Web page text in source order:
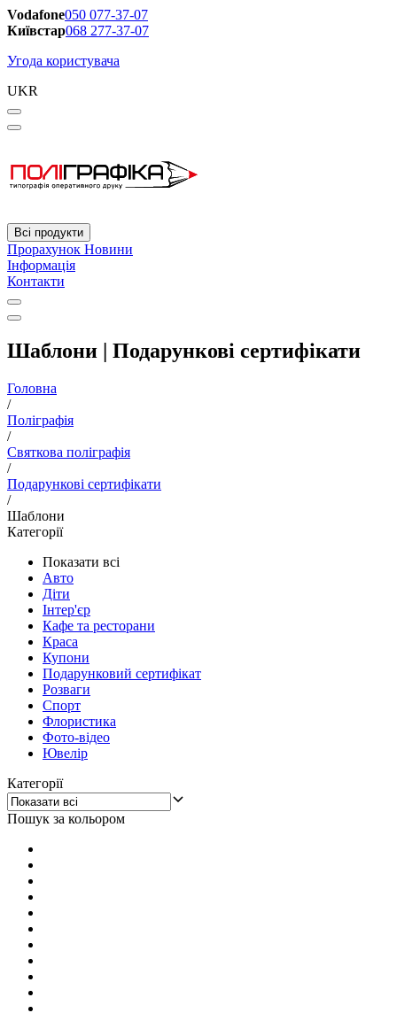
Vodafone050 077-37-07
Київстар068 277-37-07
Угода користувача
UKR
Всі продукти
Прорахунок Новини
Інформація
Контакти
Шаблони | Подарункові сертифікати
Головна
/
Поліграфія
/
Святкова поліграфія
/
Подарункові сертифікати
/
Шаблони
Категорії
Показати всі
Авто
Діти
Інтер'єр
Кафе та ресторани
Краса
Купони
Подарунковий сертифікат
Розваги
Спорт
Флористика
Фото-відео
Ювелір
Категорії
Пошук за кольором